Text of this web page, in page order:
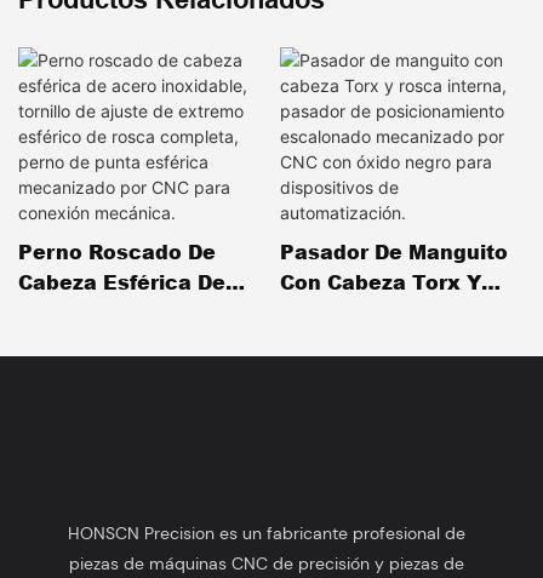
Perno Roscado De
Cabeza Esférica De
Conexión Mecánica.
Pasador De Manguito
Con Cabeza Torx Y
Automatización.
HONSCN Precision es un fabricante profesional de
piezas de máquinas CNC de precisión y piezas de